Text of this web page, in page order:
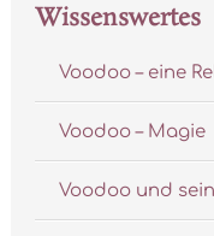
Wissenswertes
Voodoo – eine
Voodoo – Magie
Voodoo und